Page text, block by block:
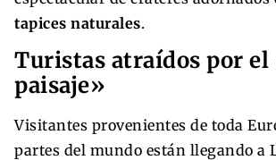
tapices naturales.
Turistas atraídos por el
paisaje»
Visitantes provenientes de toda
partes del mundo están llegando a